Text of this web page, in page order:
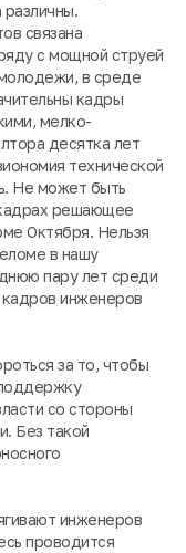
связана
с мощной струей
в среде
кадры
мелко-
десятка лет
технической
Не может быть
решающее
Октября. Нельзя
в нашу
пару лет среди
инженеров
за то, чтобы
со стороны
Без такой
инженеров
проводится